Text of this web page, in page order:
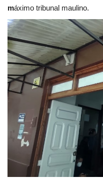
máximo tribunal maulino.